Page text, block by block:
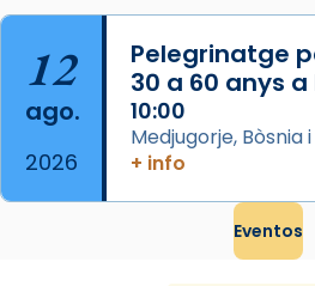
12
ago.
2026
Pelegrinatge
30 a 60 anys
10:00
Medjugorje, Bòsnia
+ info
Eventos